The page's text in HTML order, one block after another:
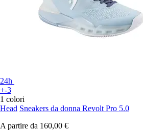
24h
+-3
1 colori
Head Sneakers da donna Revolt Pro 5.0
A partire da 160,00 €